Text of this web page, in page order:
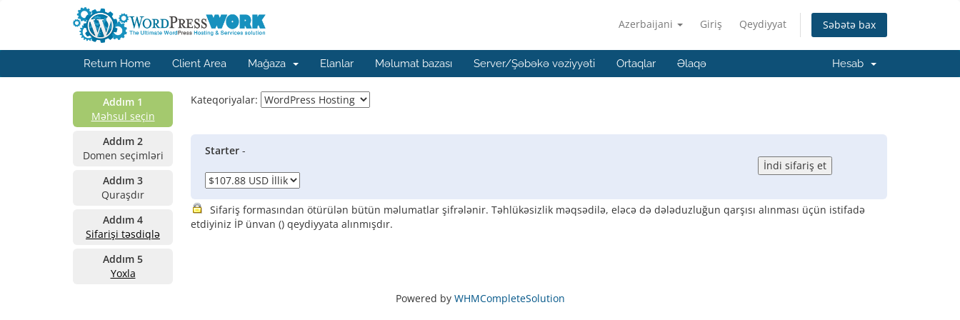
Azerbaijani Giriş Qeydiyyat Səbətə bax
Return Home Client Area Mağaza Elanlar Məlumat bazası Server/Şəbəkə vəziyyəti Ortaqlar Əlaqə Hesab
Addım 1
Məhsul seçin
Addım 2
Domen seçimləri
Addım 3
Quraşdır
Addım 4
Sifarişi təsdiqlə
Addım 5
Yoxla
Kateqoriyalar:
Starter -
Sifariş formasından ötürülən bütün məlumatlar şifrələnir. Təhlükəsizlik məqsədilə, eləcə də dələduzluğun qarşısı alınması üçün istifadə
etdiyiniz İP ünvan () qeydiyyata alınmışdır.
Powered by WHMCompleteSolution